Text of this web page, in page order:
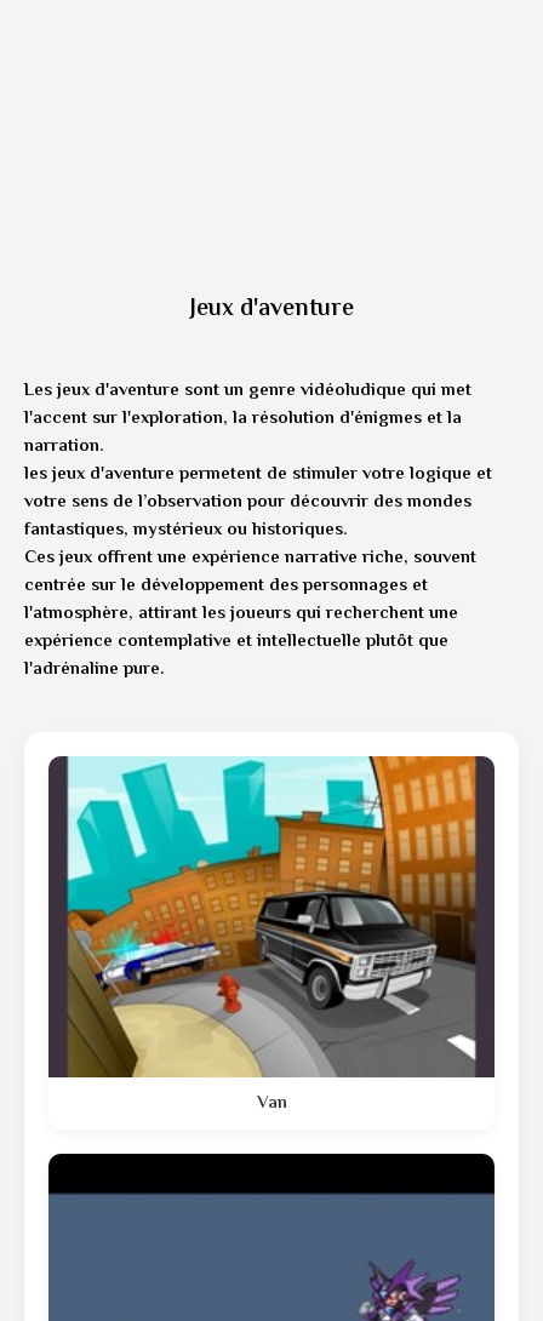
Jeux d'aventure
Les jeux d'aventure sont un genre vidéoludique qui met
l'accent sur l'exploration, la résolution d'énigmes et la
narration.
les jeux d'aventure permetent de stimuler votre logique et
votre sens de l’observation pour découvrir des mondes
fantastiques, mystérieux ou historiques.
Ces jeux offrent une expérience narrative riche, souvent
centrée sur le développement des personnages et
l'atmosphère, attirant les joueurs qui recherchent une
expérience contemplative et intellectuelle plutôt que
l'adrénaline pure.
Van